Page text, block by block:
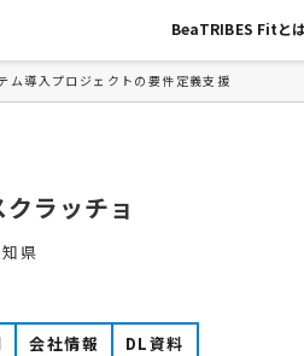
BeaTRIBES Fitと
ム導入プロジェクトの要件定義支援
ラッチョ
県
会社情報 DL資料